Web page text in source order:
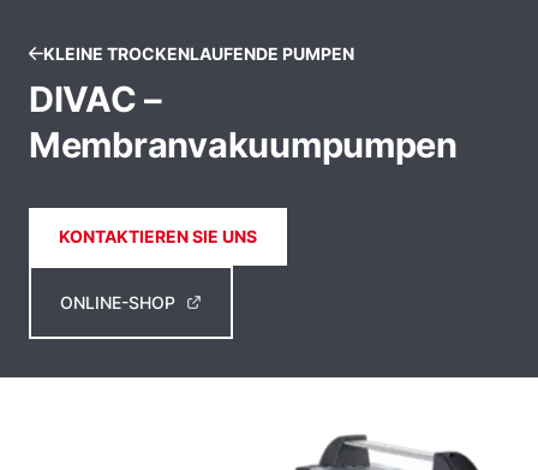
KLEINE TROCKENLAUFENDE PUMPEN
DIVAC –
Membranvakuumpumpen
KONTAKTIEREN SIE UNS
ONLINE-SHOP